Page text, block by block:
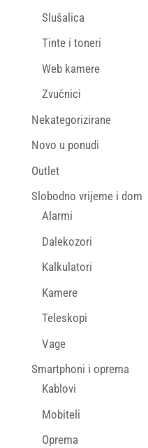
Slušalica
Tinte i toneri
Web kamere
Zvučnici
Nekategorizirane
Novo u ponudi
Outlet
Slobodno vrijeme i dom
Alarmi
Dalekozori
Kalkulatori
Kamere
Teleskopi
Vage
Smartphoni i oprema
Kablovi
Mobiteli
Oprema